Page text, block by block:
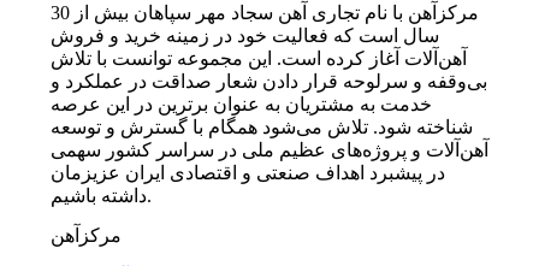
مرکزآهن با نام تجاری آهن سجاد مهر سپاهان بیش از 30
سال است که فعالیت خود در زمینه خرید و فروش
آهن‌آلات آغاز کرده است. این مجموعه توانست با تلاش
بی‌وقفه و سرلوحه قرار دادن شعار صداقت در عملکرد و
خدمت به مشتریان به عنوان برترین در این عرصه
شناخته شود. تلاش می‌شود همگام با گسترش و توسعه
آهن‌آلات و پروژه‌های عظیم ملی در سراسر کشور سهمی
در پیشبرد اهداف صنعتی و اقتصادی ایران عزیزمان
داشته باشیم.
مرکزآهن